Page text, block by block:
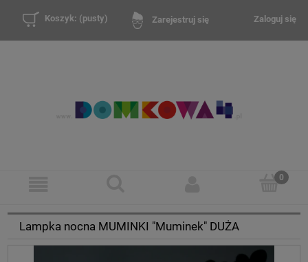
Zarejestruj się Zaloguj się
Koszyk: (pusty)
Lampka nocna MUMINKI "Muminek" DUŻA